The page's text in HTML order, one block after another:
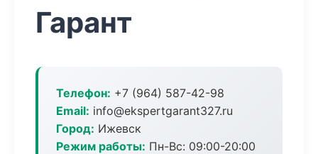
Гарант
Телефон: +7 (964) 587-42-98
Email: info@ekspertgarant327.ru
Город: Ижевск
Режим работы: Пн-Вс: 09:00-20:00